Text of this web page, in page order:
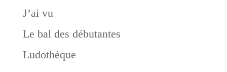
J’ai vu
Le bal des débutantes
Ludothèque